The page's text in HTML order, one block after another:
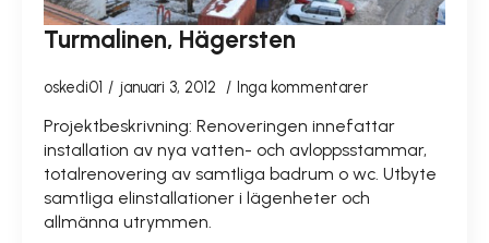
Turmalinen, Hägersten
oskedi01 januari 3, 2012 Inga kommentarer
Projektbeskrivning: Renoveringen innefattar
installation av nya vatten- och avloppsstammar,
totalrenovering av samtliga badrum o wc. Utbyte
samtliga elinstallationer i lägenheter och
allmänna utrymmen.